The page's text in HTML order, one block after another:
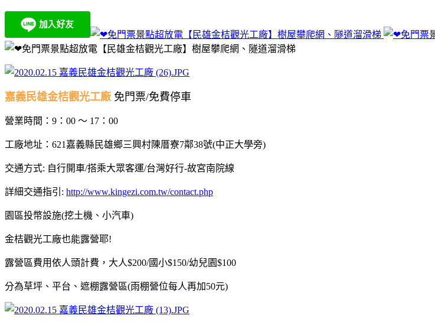
嘉義民雄金桔觀光工廠 免門票/免費停車
營業時間：9：00 ～ 17：00
工廠地址：621嘉義縣民雄鄉三興村陳厝寮7鄰38號(中正大學旁)
交通方式: 自行開車/搭乘大眾客運/台灣好行-故宮南院線
詳細交通指引: http://www.kingezi.com.tw/contact.php
園區投幣設施(挖土機、小汽車)
金桔觀光工廠也能露營耶!
露營區費用依人頭計費，大人$200/國小$150/幼兒園$100
分為草坪、平台、遮棚露營區(雨棚營位每人再加50元)